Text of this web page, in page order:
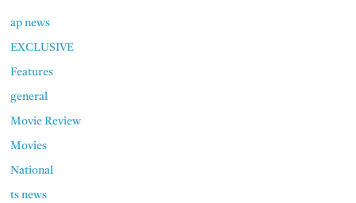
ap news
EXCLUSIVE
Features
general
Movie Review
Movies
National
ts news